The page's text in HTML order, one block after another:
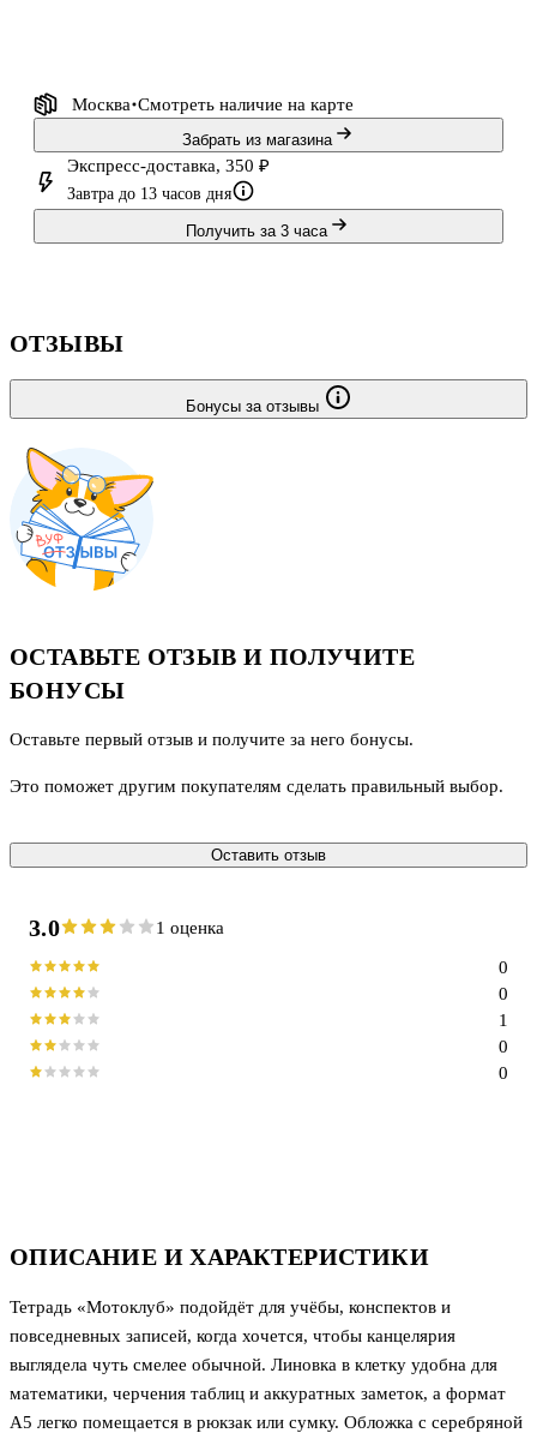
Москва Смотреть наличие на карте
Забрать из магазина
Экспресс-доставка, 350 ₽
Завтра до 13 часов дня
Получить за 3 часа
ОПИСАНИЕ И ХАРАКТЕРИСТИКИ
Тетрадь «Мотоклуб» подойдёт для учёбы, конспектов и
повседневных записей, когда хочется, чтобы канцелярия
выглядела чуть смелее обычной. Линовка в клетку удобна для
математики, черчения таблиц и аккуратных заметок, а формат
А5 легко помещается в рюкзак или сумку. Обложка с серебряной
ОТЗЫВЫ
Бонусы за отзывы
ОСТАВЬТЕ ОТЗЫВ И ПОЛУЧИТЕ
БОНУСЫ
Оставьте первый отзыв и получите за него бонусы.
Это поможет другим покупателям сделать правильный выбор.
Оставить отзыв
3.0 1 оценка
0
0
1
0
0